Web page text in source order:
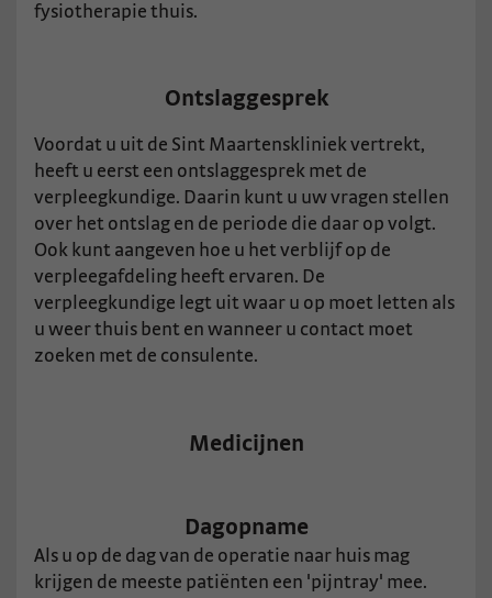
fysiotherapie thuis.
Ontslaggesprek
Voordat u uit de Sint Maartenskliniek vertrekt,
heeft u eerst een ontslaggesprek met de
verpleegkundige. Daarin kunt u uw vragen stellen
over het ontslag en de periode die daar op volgt.
Ook kunt aangeven hoe u het verblijf op de
verpleegafdeling heeft ervaren. De
verpleegkundige legt uit waar u op moet letten als
u weer thuis bent en wanneer u contact moet
zoeken met de consulente.
Medicijnen
Dagopname
Als u op de dag van de operatie naar huis mag
krijgen de meeste patiënten een 'pijntray' mee.